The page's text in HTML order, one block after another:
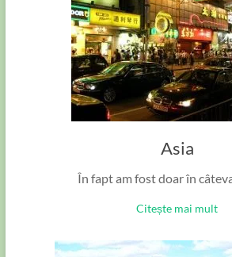
Asia
În fapt am fost doar în
Citește mai mult